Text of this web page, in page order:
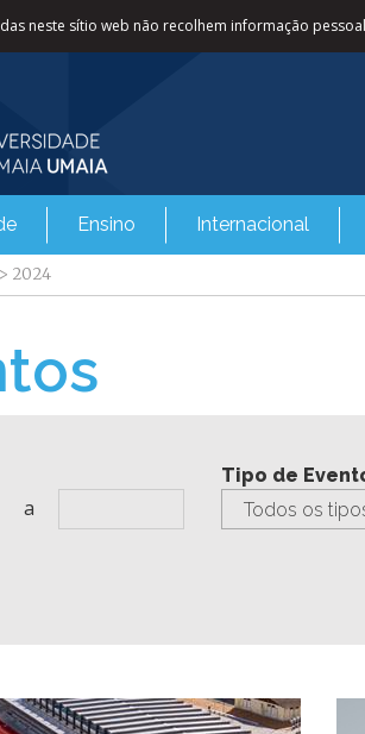
neste sítio web não recolhem informação
Ensino Internacional
> 2024
a
Tipo de
Todos os